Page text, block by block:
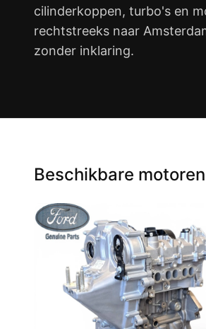
cilinderkoppen, turbo's en
rechtstreeks naar
zonder inklaring.
Beschikbare